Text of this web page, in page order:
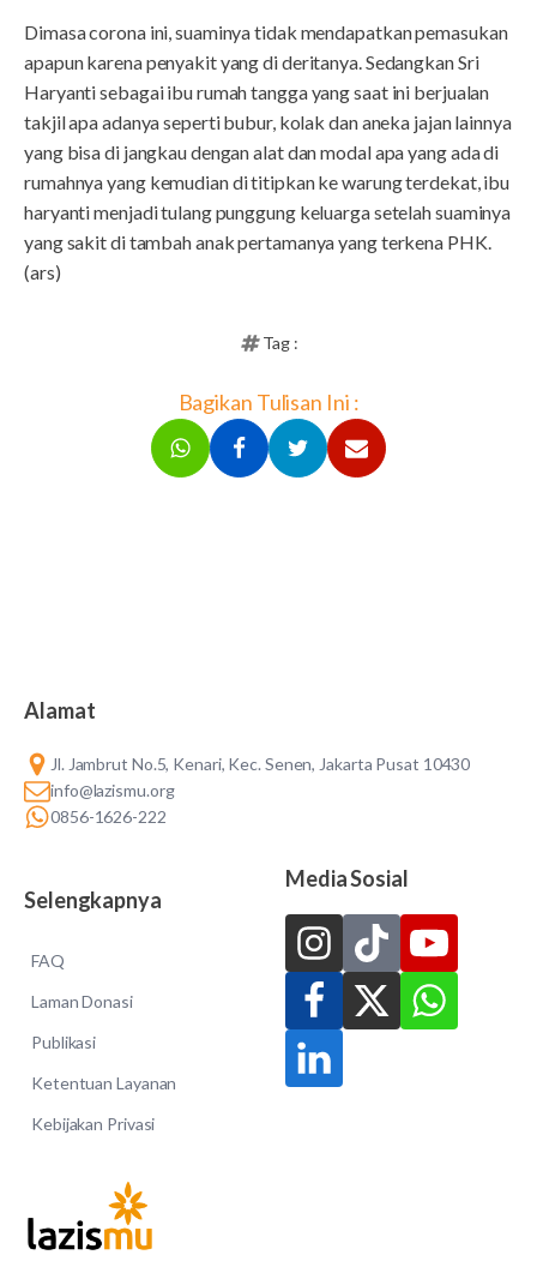
Dimasa corona ini, suaminya tidak mendapatkan pemasukan
apapun karena penyakit yang di deritanya. Sedangkan Sri
Haryanti sebagai ibu rumah tangga yang saat ini berjualan
takjil apa adanya seperti bubur, kolak dan aneka jajan lainnya
yang bisa di jangkau dengan alat dan modal apa yang ada di
rumahnya yang kemudian di titipkan ke warung terdekat, ibu
haryanti menjadi tulang punggung keluarga setelah suaminya
yang sakit di tambah anak pertamanya yang terkena PHK.
(ars)
Tag :
Bagikan Tulisan Ini :
Alamat
Jl. Jambrut No.5, Kenari, Kec. Senen, Jakarta Pusat 10430
info@lazismu.org
0856-1626-222
Selengkapnya
FAQ
Laman Donasi
Publikasi
Ketentuan Layanan
Kebijakan Privasi
Media Sosial